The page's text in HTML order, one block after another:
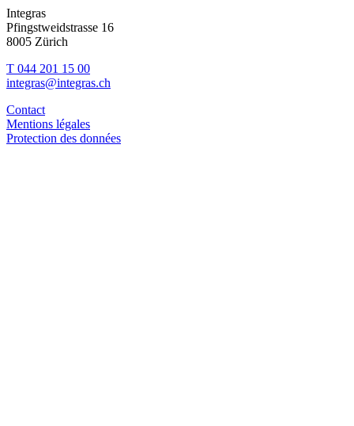
Integras
Pfingstweidstrasse 16
8005 Zürich
T 044 201 15 00
integras@integras.ch
Contact
Mentions légales
Protection des données